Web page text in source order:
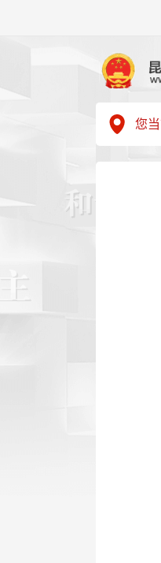
您